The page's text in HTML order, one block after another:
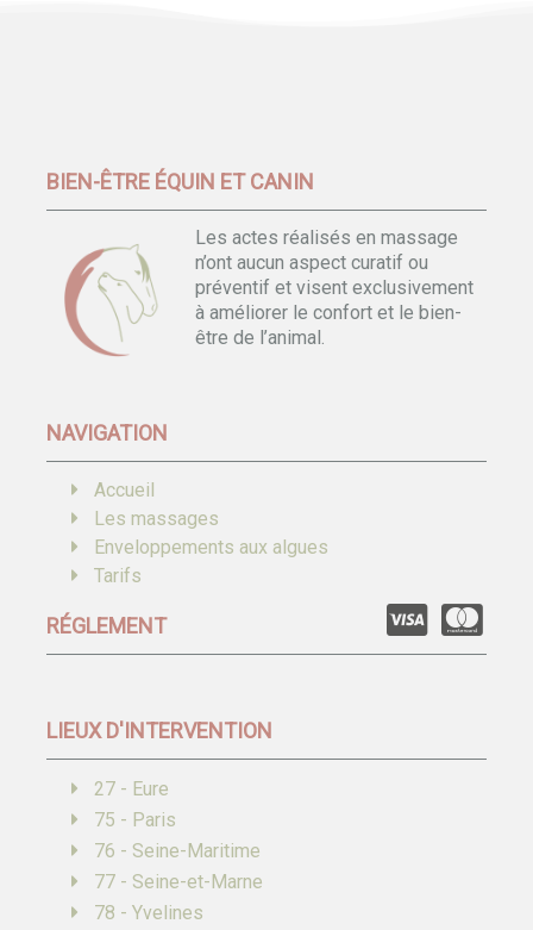
BIEN-ÊTRE ÉQUIN ET CANIN
Les actes réalisés en massage
n’ont aucun aspect curatif ou
préventif et visent exclusivement
à améliorer le confort et le bien-
être de l’animal.
NAVIGATION
Accueil
Les massages
Enveloppements aux algues
Tarifs
RÉGLEMENT
LIEUX D'INTERVENTION
27 - Eure
75 - Paris
76 - Seine-Maritime
77 - Seine-et-Marne
78 - Yvelines